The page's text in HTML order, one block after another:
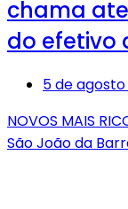
chama
do efetivo
5 de
NOVOS MAIS
São João da